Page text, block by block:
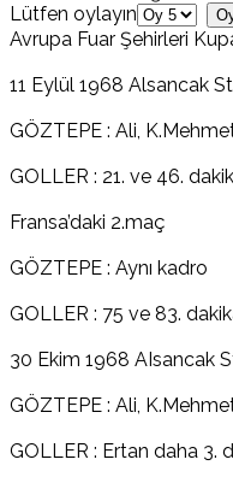
Lütfen oylayın
Avrupa Fuar Şehirleri
11 Eylül 1968 Alsancak
GÖZTEPE : Ali,
GOLLER : 21. ve 46.
Fransa’daki 2.maç
GÖZTEPE : Aynı kadro
GOLLER : 75 ve 83.
30 Ekim 1968 AIsancak
GÖZTEPE : Ali,
GOLLER : Ertan daha 3.